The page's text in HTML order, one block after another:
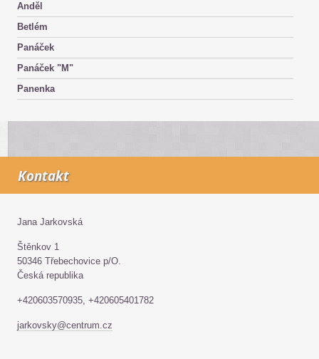
Anděl
Betlém
Panáček
Panáček "M"
Panenka
Kontakt
Jana Jarkovská
Štěnkov 1
50346 Třebechovice p/O.
Česká republika
+420603570935, +420605401782
jarkovsky@centrum.cz